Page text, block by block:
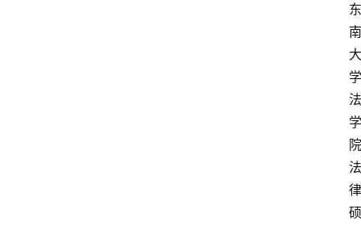
东
南
大
学
法
学
院
法
律
硕